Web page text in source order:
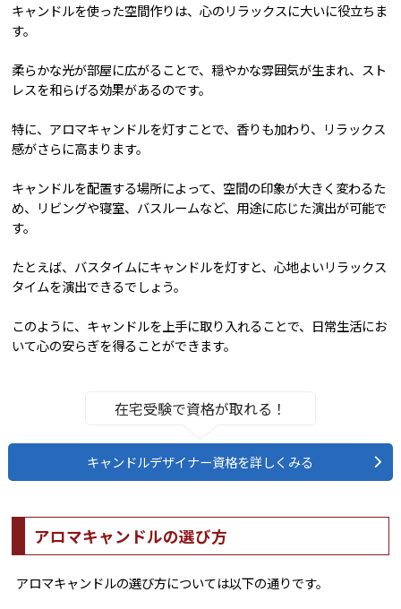
キャンドルを使った空間作りは、心のリラックスに大いに役立ちま
す。
柔らかな光が部屋に広がることで、穏やかな雰囲気が生まれ、スト
レスを和らげる効果があるのです。
特に、アロマキャンドルを灯すことで、香りも加わり、リラックス
感がさらに高まります。
キャンドルを配置する場所によって、空間の印象が大きく変わるた
め、リビングや寝室、バスルームなど、用途に応じた演出が可能で
す。
たとえば、バスタイムにキャンドルを灯すと、心地よいリラックス
タイムを演出できるでしょう。
このように、キャンドルを上手に取り入れることで、日常生活にお
いて心の安らぎを得ることができます。
在宅受験で資格が取れる！
キャンドルデザイナー資格を詳しくみる
アロマキャンドルの選び方
アロマキャンドルの選び方については以下の通りです。